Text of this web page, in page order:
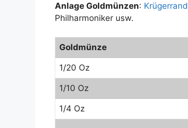
Anlage Goldmünzen: Krügerrand
Philharmoniker usw.
Goldmünze
1/20 Oz
1/10 Oz
1/4 Oz